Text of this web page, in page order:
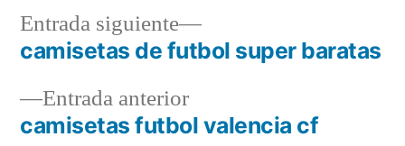
Navegación
deEntrada anteriorEntrada
anterior:
camisetas futbol valencia cf
Entrada siguiente
Entrada
siguiente:
camisetas de futbol super baratas